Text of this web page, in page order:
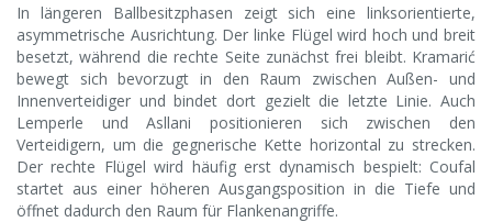
In längeren Ballbesitzphasen zeigt sich eine linksorientierte,
asymmetrische Ausrichtung. Der linke Flügel wird hoch und breit
besetzt, während die rechte Seite zunächst frei bleibt. Kramarić
bewegt sich bevorzugt in den Raum zwischen Außen- und
Innenverteidiger und bindet dort gezielt die letzte Linie. Auch
Lemperle und Asllani positionieren sich zwischen den
Verteidigern, um die gegnerische Kette horizontal zu strecken.
Der rechte Flügel wird häufig erst dynamisch bespielt: Coufal
startet aus einer höheren Ausgangsposition in die Tiefe und
öffnet dadurch den Raum für Flankenangriffe.